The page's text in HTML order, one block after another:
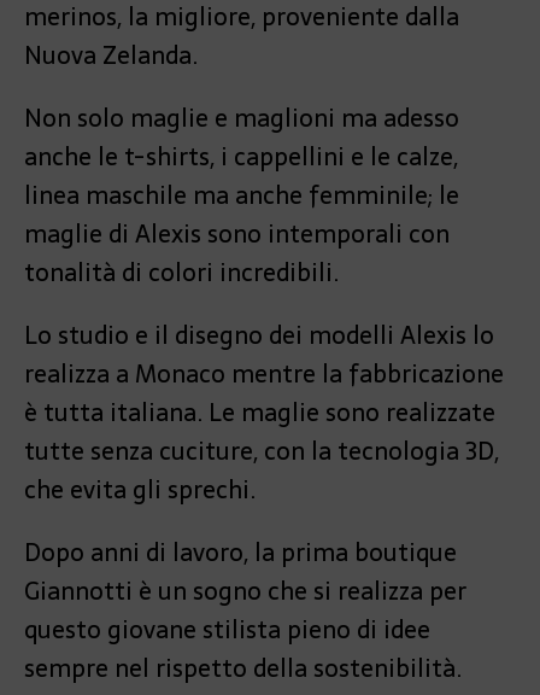
merinos, la migliore, proveniente dalla
Nuova Zelanda.
Non solo maglie e maglioni ma adesso
anche le t-shirts, i cappellini e le calze,
linea maschile ma anche femminile; le
maglie di Alexis sono intemporali con
tonalità di colori incredibili.
Lo studio e il disegno dei modelli Alexis lo
realizza a Monaco mentre la fabbricazione
è tutta italiana. Le maglie sono realizzate
tutte senza cuciture, con la tecnologia 3D,
che evita gli sprechi.
Dopo anni di lavoro, la prima boutique
Giannotti è un sogno che si realizza per
questo giovane stilista pieno di idee
sempre nel rispetto della sostenibilità.